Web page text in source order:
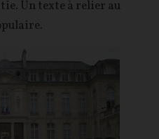
Un texte à relier au